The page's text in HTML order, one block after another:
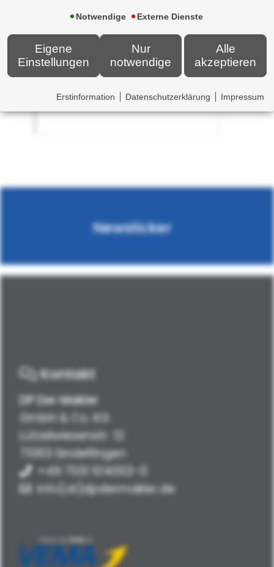
Notwendige Externe Dienste
Eigene
Einstellungen
Nur
notwendige
Alle
akzeptieren
Erstinformation Datenschutzerklärung Impressum
diesem Thema finden Siehier
Newsticker
Kontakt
DP Der Makler
GmbH & Co. KG
Lützelwiesenstr. 12
71063 Sindelfingen
+49 7031 614002-0
info[at]dpdermakler.de